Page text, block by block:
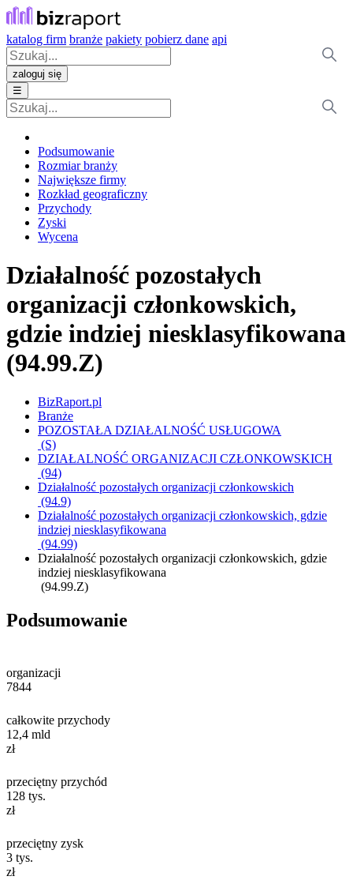
katalog firm branże pakiety pobierz dane api
zaloguj się
☰
Podsumowanie
Rozmiar branży
Największe firmy
Rozkład geograficzny
Przychody
Zyski
Wycena
Działalność pozostałych
organizacji członkowskich,
gdzie indziej niesklasyfikowana
(94.99.Z)
BizRaport.pl
Branże
POZOSTAŁA DZIAŁALNOŚĆ USŁUGOWA
(S)
DZIAŁALNOŚĆ ORGANIZACJI CZŁONKOWSKICH
(94)
Działalność pozostałych organizacji członkowskich
(94.9)
Działalność pozostałych organizacji członkowskich, gdzie
indziej niesklasyfikowana
(94.99)
Działalność pozostałych organizacji członkowskich, gdzie
indziej niesklasyfikowana
(94.99.Z)
Podsumowanie
organizacji
7844
całkowite przychody
12,4 mld
zł
przeciętny przychód
128 tys.
zł
przeciętny zysk
3 tys.
zł